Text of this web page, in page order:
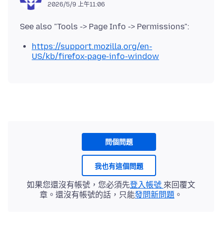
2026/5/9 上午11:06
https://support.mozilla.org/en-
US/kb/firefox-page-info-window
問個問題
我也有這個問題
如果您還沒有帳號，您必須先登入帳號 來回覆文
章。還沒有帳號的話，只能發問新問題 。